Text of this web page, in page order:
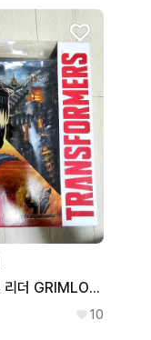
트랜스포머4 리더 GRIMLOCK 새상품 판매합니다
10